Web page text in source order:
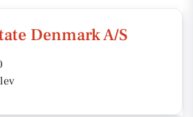
Denmark A/S